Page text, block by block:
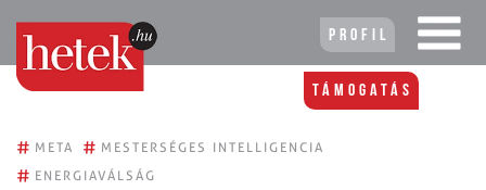
Profil
Támogatás
# META # MESTERSÉGES INTELLIGENCIA
# ENERGIAVÁLSÁG